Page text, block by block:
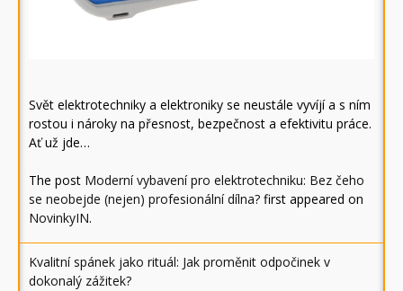
Svět elektrotechniky a elektroniky se neustále vyvíjí a s ním
rostou i nároky na přesnost, bezpečnost a efektivitu práce.
Ať už jde…
The post Moderní vybavení pro elektrotechniku: Bez čeho
se neobejde (nejen) profesionální dílna? first appeared on
NovinkyIN.
Kvalitní spánek jako rituál: Jak proměnit odpočinek v
dokonalý zážitek?